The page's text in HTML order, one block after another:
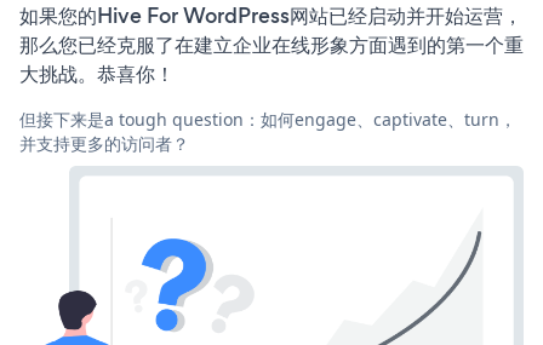
如果您的Hive For WordPress网站已经启动并开始运营，
那么您已经克服了在建立企业在线形象方面遇到的第一个重
大挑战。恭喜你！
但接下来是a tough question：如何engage、captivate、turn，
并支持更多的访问者？